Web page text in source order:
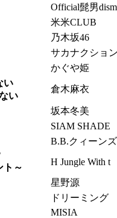
Official髭男dism
米米CLUB
乃木坂46
サカナクショ
かぐや姫
い
い
倉木麻衣
坂本冬美
SIAM SHADE
B.B.クィーンズ
ト～
H Jungle With t
星野源
ドリーミング
MISIA